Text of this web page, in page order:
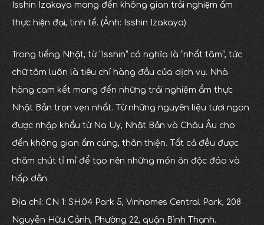
Isshin Izakaya mang đến không gian trải nghiệm ẩm
thực hiện đại, tinh tế. (Ảnh: Isshin Izakaya)
Trong tiếng Nhật, từ “Isshin” có nghĩa là “nhất tâm”, tức
chữ tâm luôn là tiêu chí hàng đầu của dịch vụ. Nhà
hàng cam kết mang đến những trải nghiệm ẩm thực
Nhật Bản trọn vẹn nhất. Từ những nguyên liệu tươi ngon
được nhập khẩu từ Na Uy, Nhật Bản và Châu Âu cho
đến không gian ấm cúng, thân thiện. Tất cả đều được
chăm chút tỉ mỉ để tạo nên những món ăn độc đáo và
hấp dẫn.
Địa chỉ: CN 1: SH.04 Park 5, Vinhomes Central Park, 208
Nguyễn Hữu Cảnh, Phường 22, quận Bình Thạnh.